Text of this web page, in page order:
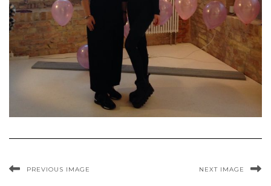
PREVIOUS IMAGE NEXT IMAGE